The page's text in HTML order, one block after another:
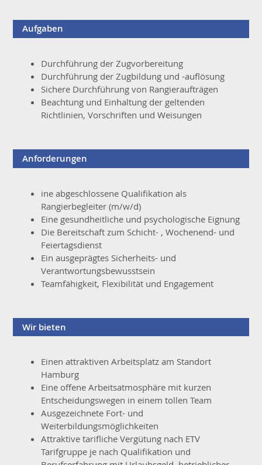
Aufgaben
Durchführung der Zugvorbereitung
Durchführung der Zugbildung und -auflösung
Sichere Durchführung von Rangieraufträgen
Beachtung und Einhaltung der geltenden
Richtlinien, Vorschriften und Weisungen
Anforderungen
ine abgeschlossene Qualifikation als
Rangierbegleiter (m/w/d)
Eine gesundheitliche und psychologische Eignung
Die Bereitschaft zum Schicht- , Wochenend- und
Feiertagsdienst
Ein ausgeprägtes Sicherheits- und
Verantwortungsbewusstsein
Teamfähigkeit, Flexibilität und Engagement
Wir bieten
Einen attraktiven Arbeitsplatz am Standort
Hamburg
Eine offene Arbeitsatmosphäre mit kurzen
Entscheidungswegen in einem tollen Team
Ausgezeichnete Fort- und
Weiterbildungsmöglichkeiten
Attraktive tarifliche Vergütung nach ETV
Tarifgruppe je nach Qualifikation und